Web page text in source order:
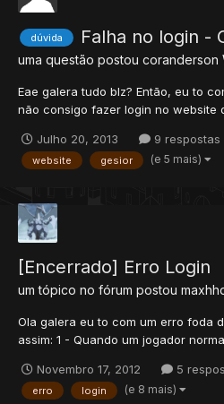
dúvida Falha no login -
uma questão postou coranderson
Eae galera tudo blz? Então, eu to
não consigo fazer login no website
acc e tentei fazer login... E nada
senha, clico em Submit, ai a pagin...
Julho 20, 2013 9 respostas
website gesior (e 5 mais)
[Encerrado] Erro Login
um tópico no fórum postou
Ola galera eu to com um erro foda
assim: 1 - Quando um jogador
jogador ataca é o próprio jogador
morrer. 2 - Quando um jogador usa
Novembro 17, 2012 5
erro login (e 8 mais)